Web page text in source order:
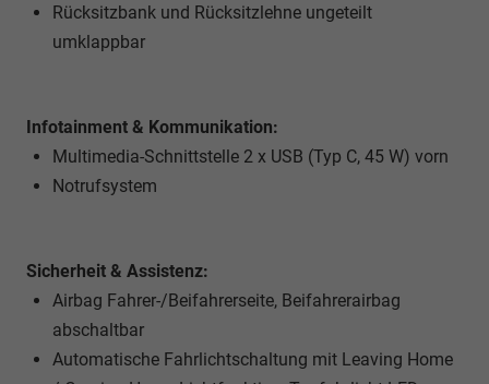
Rücksitzbank und Rücksitzlehne ungeteilt
umklappbar
Infotainment & Kommunikation:
Multimedia-Schnittstelle 2 x USB (Typ C, 45 W) vorn
Notrufsystem
Sicherheit & Assistenz:
Airbag Fahrer-/Beifahrerseite, Beifahrerairbag
abschaltbar
Automatische Fahrlichtschaltung mit Leaving Home